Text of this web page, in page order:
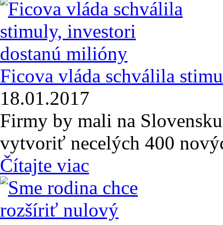
Ficova vláda schválila
18.01.2017
Firmy by mali na
vytvoriť necelých 400
Čítajte viac